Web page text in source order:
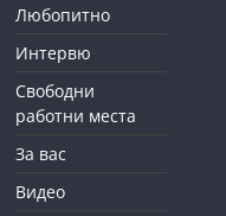
Любопитно
Интервю
Свободни
работни места
За вас
Видео